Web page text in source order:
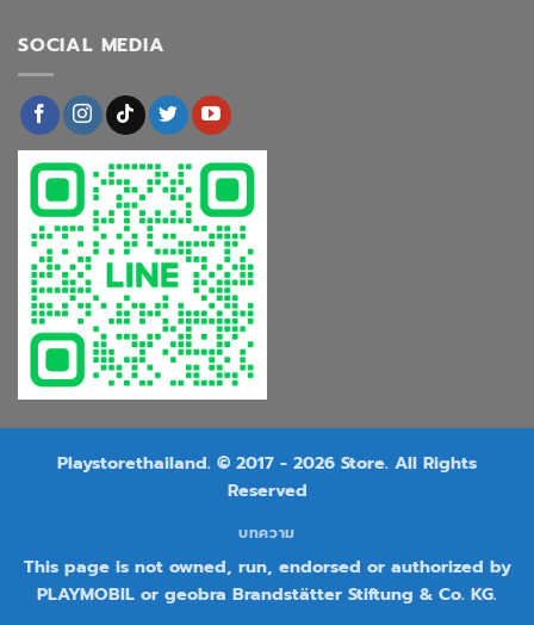
SOCIAL MEDIA
Playstorethailand. © 2017 - 2026 Store. All Rights
Reserved
บทความ
This page is not owned, run, endorsed or authorized by
PLAYMOBIL or geobra Brandstätter Stiftung & Co. KG.